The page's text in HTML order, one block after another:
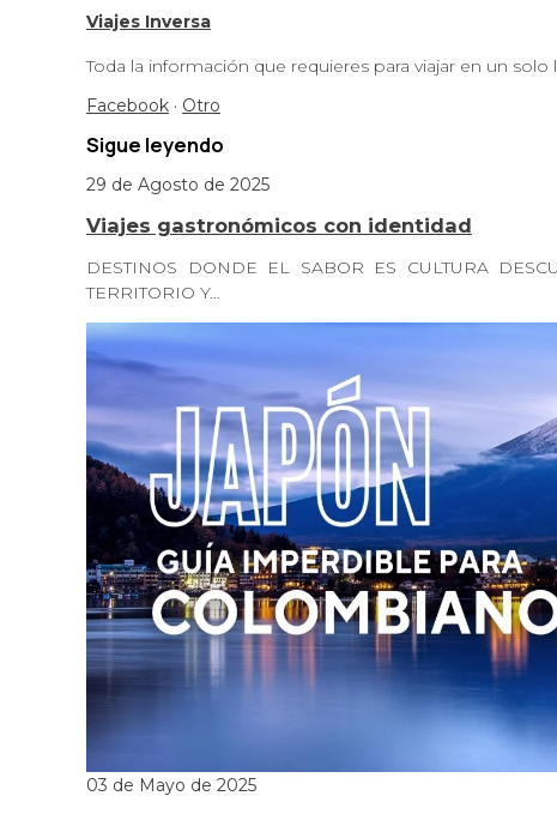
Viajes Inversa
Toda la información que requieres para viajar en un solo
Facebook · Otro
Sigue leyendo
29 de Agosto de 2025
Viajes gastronómicos con identidad
DESTINOS DONDE EL SABOR ES CULTURA
TERRITORIO Y…
03 de Mayo de 2025